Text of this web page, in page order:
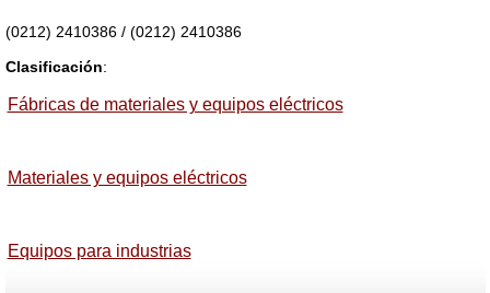
(0212) 2410386 / (0212) 2410386
Clasificación:
Fábricas de materiales y equipos eléctricos
Materiales y equipos eléctricos
Equipos para industrias